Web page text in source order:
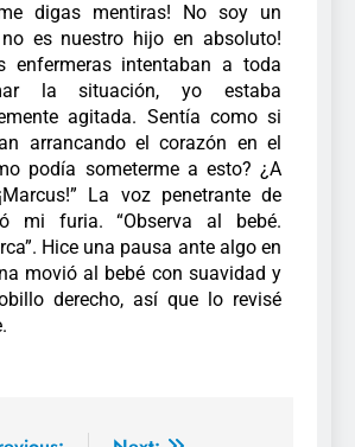
digas mentiras! No soy un
no es nuestro hijo en absoluto!
enfermeras intentaban a toda
la situación, yo estaba
agitada. Sentía como si
arrancando el corazón en el
podía someterme a esto? ¿A
La voz penetrante de
mi furia. “Observa al bebé.
Hice una pausa ante algo en
movió al bebé con suavidad y
derecho, así que lo revisé